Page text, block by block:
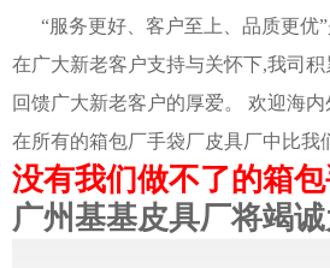
“服务更好、客户至上、品质更优
在广大新老客户支持与关怀下,我司
回馈广大新老客户的厚爱。 欢迎海
在所有的箱包厂手袋厂皮具厂中比我
没有我们做不了的箱
广州基基皮具厂将竭